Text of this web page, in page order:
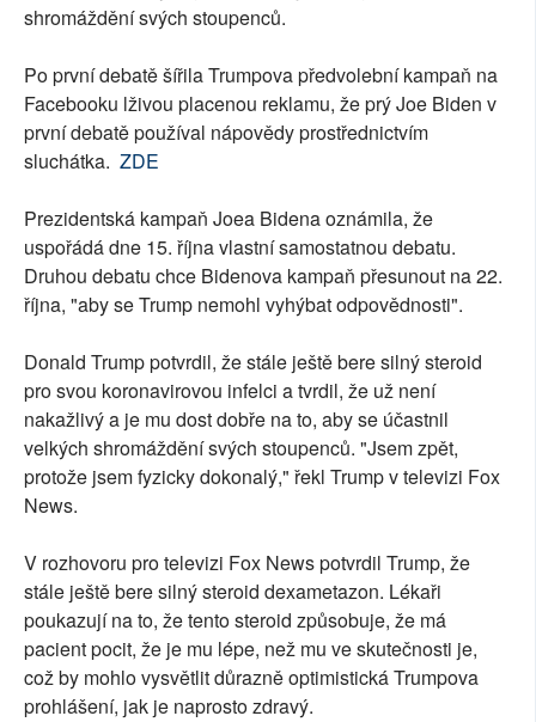
shromáždění svých stoupenců.
Po první debatě šířila Trumpova předvolební kampaň na
Facebooku lživou placenou reklamu, že prý Joe Biden v
první debatě používal nápovědy prostřednictvím
sluchátka. ZDE
Prezidentská kampaň Joea Bidena oznámila, že
uspořádá dne 15. října vlastní samostatnou debatu.
Druhou debatu chce Bidenova kampaň přesunout na 22.
října, "aby se Trump nemohl vyhýbat odpovědnosti".
Donald Trump potvrdil, že stále ještě bere silný steroid
pro svou koronavirovou infelci a tvrdil, že už není
nakažlivý a je mu dost dobře na to, aby se účastnil
velkých shromáždění svých stoupenců. "Jsem zpět,
protože jsem fyzicky dokonalý," řekl Trump v televizi Fox
News.
V rozhovoru pro televizi Fox News potvrdil Trump, že
stále ještě bere silný steroid dexametazon. Lékaři
poukazují na to, že tento steroid způsobuje, že má
pacient pocit, že je mu lépe, než mu ve skutečnosti je,
což by mohlo vysvětlit důrazně optimistická Trumpova
prohlášení, jak je naprosto zdravý.